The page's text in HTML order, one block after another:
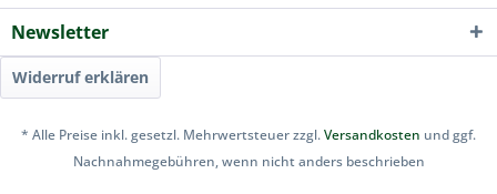
Newsletter
Widerruf erklären
* Alle Preise inkl. gesetzl. Mehrwertsteuer zzgl.Versandkosten und ggf.
Nachnahmegebühren, wenn nicht anders beschrieben